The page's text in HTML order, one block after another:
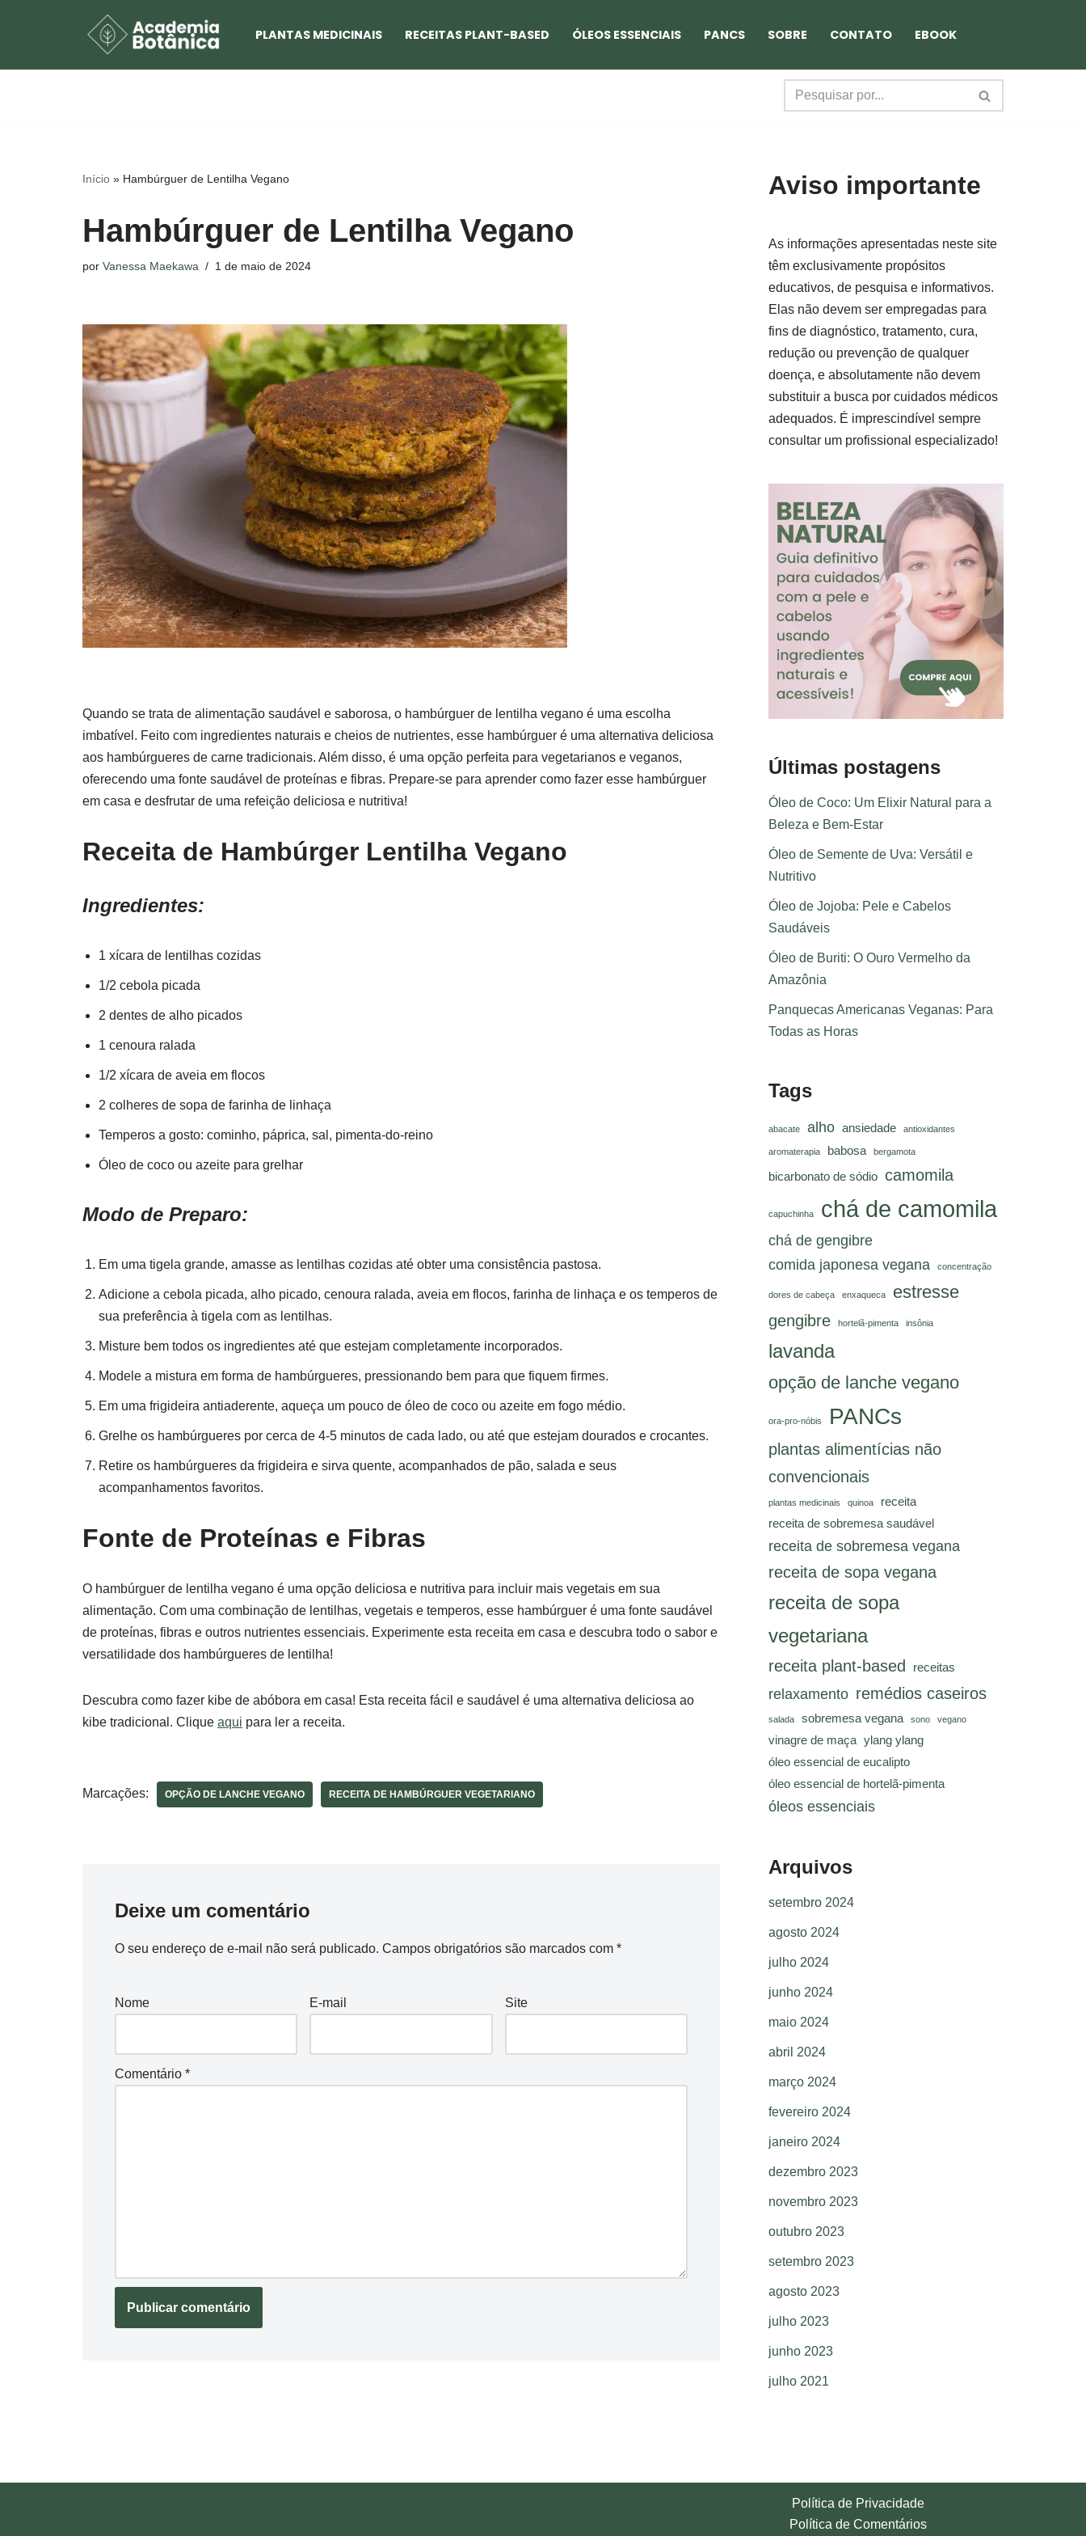
para
PLANTAS MEDICINAIS RECEITAS PLANT-BASED ÓLEOS ESSENCIAIS PANCS SOBRE CONTATO EBOOK
Início » Hambúrguer de Lentilha Vegano
Hambúrguer de Lentilha Vegano
por Vanessa Maekawa 1 de maio de 2024
Quando se trata de alimentação saudável e saborosa, o hambúrguer de lentilha vegano é uma escolha
imbatível. Feito com ingredientes naturais e cheios de nutrientes, esse hambúrguer é uma alternativa deliciosa
aos hambúrgueres de carne tradicionais. Além disso, é uma opção perfeita para vegetarianos e veganos,
oferecendo uma fonte saudável de proteínas e fibras. Prepare-se para aprender como fazer esse hambúrguer
em casa e desfrutar de uma refeição deliciosa e nutritiva!
Receita de Hambúrger Lentilha Vegano
Ingredientes:
1 xícara de lentilhas cozidas
1/2 cebola picada
2 dentes de alho picados
1 cenoura ralada
1/2 xícara de aveia em flocos
2 colheres de sopa de farinha de linhaça
Temperos a gosto: cominho, páprica, sal, pimenta-do-reino
Óleo de coco ou azeite para grelhar
Modo de Preparo:
Em uma tigela grande, amasse as lentilhas cozidas até obter uma consistência pastosa.
Adicione a cebola picada, alho picado, cenoura ralada, aveia em flocos, farinha de linhaça e os temperos de
sua preferência à tigela com as lentilhas.
Misture bem todos os ingredientes até que estejam completamente incorporados.
Modele a mistura em forma de hambúrgueres, pressionando bem para que fiquem firmes.
Em uma frigideira antiaderente, aqueça um pouco de óleo de coco ou azeite em fogo médio.
Grelhe os hambúrgueres por cerca de 4-5 minutos de cada lado, ou até que estejam dourados e crocantes.
Retire os hambúrgueres da frigideira e sirva quente, acompanhados de pão, salada e seus
acompanhamentos favoritos.
Fonte de Proteínas e Fibras
O hambúrguer de lentilha vegano é uma opção deliciosa e nutritiva para incluir mais vegetais em sua
alimentação. Com uma combinação de lentilhas, vegetais e temperos, esse hambúrguer é uma fonte saudável
de proteínas, fibras e outros nutrientes essenciais. Experimente esta receita em casa e descubra todo o sabor e
versatilidade dos hambúrgueres de lentilha!
Descubra como fazer kibe de abóbora em casa! Esta receita fácil e saudável é uma alternativa deliciosa ao
kibe tradicional. Clique aqui para ler a receita.
Marcações: OPÇÃO DE LANCHE VEGANO RECEITA DE HAMBÚRGUER VEGETARIANO
Deixe um comentário
O seu endereço de e-mail não será publicado. Campos obrigatórios são marcados com *
Nome E-mail Site
Comentário *
Aviso importante
As informações apresentadas neste site
têm exclusivamente propósitos
educativos, de pesquisa e informativos.
Elas não devem ser empregadas para
fins de diagnóstico, tratamento, cura,
redução ou prevenção de qualquer
doença, e absolutamente não devem
substituir a busca por cuidados médicos
adequados. É imprescindível sempre
consultar um profissional especializado!
Últimas postagens
Óleo de Coco: Um Elixir Natural para a
Beleza e Bem-Estar
Óleo de Semente de Uva: Versátil e
Nutritivo
Óleo de Jojoba: Pele e Cabelos
Saudáveis
Óleo de Buriti: O Ouro Vermelho da
Amazônia
Panquecas Americanas Veganas: Para
Todas as Horas
Tags
abacate alho ansiedade antioxidantes
aromaterapia babosa bergamota
bicarbonato de sódio camomila
capuchinha chá de camomila
chá de gengibre
comida japonesa vegana
concentração
dores de cabeça enxaqueca estresse
gengibre hortelã-pimenta insônia
lavanda
opção de lanche vegano
ora-pro-nóbis PANCs
plantas alimentícias não
convencionais
plantas medicinais quinoa
receita
receita de sobremesa saudável
receita de sobremesa vegana
receita de sopa vegana
receita de sopa
vegetariana
receita plant-based receitas
relaxamento remédios caseiros
salada sobremesa vegana sono vegano
vinagre de maça ylang ylang
óleo essencial de eucalipto
óleo essencial de hortelã-pimenta
óleos essenciais
Arquivos
setembro 2024
agosto 2024
julho 2024
junho 2024
maio 2024
abril 2024
março 2024
fevereiro 2024
janeiro 2024
dezembro 2023
novembro 2023
outubro 2023
setembro 2023
agosto 2023
julho 2023
junho 2023
julho 2021
Política de Privacidade
Política de Comentários